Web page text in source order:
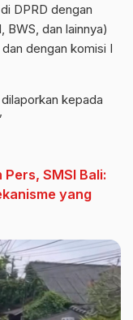
DPRD dengan
BWS, dan lainnya)
dengan komisi I
kepada
SMSI Bali:
yang